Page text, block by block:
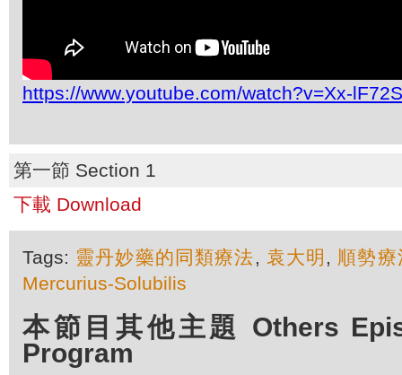
https://www.youtube.com/watch?v=Xx-
第一節 Section 1
下載 Download
Tags: 靈丹妙藥的同類療法, 袁大明 , 順勢療
Mercurius-Solubilis
本節目其他主題 Others
Program